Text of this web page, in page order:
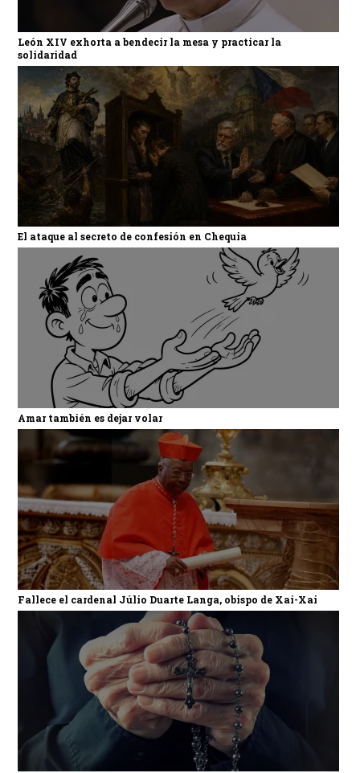
León XIV exhorta a bendecir la mesa y practicar la
solidaridad
El ataque al secreto de confesión en Chequia
Amar también es dejar volar
Fallece el cardenal Júlio Duarte Langa, obispo de Xai-Xai